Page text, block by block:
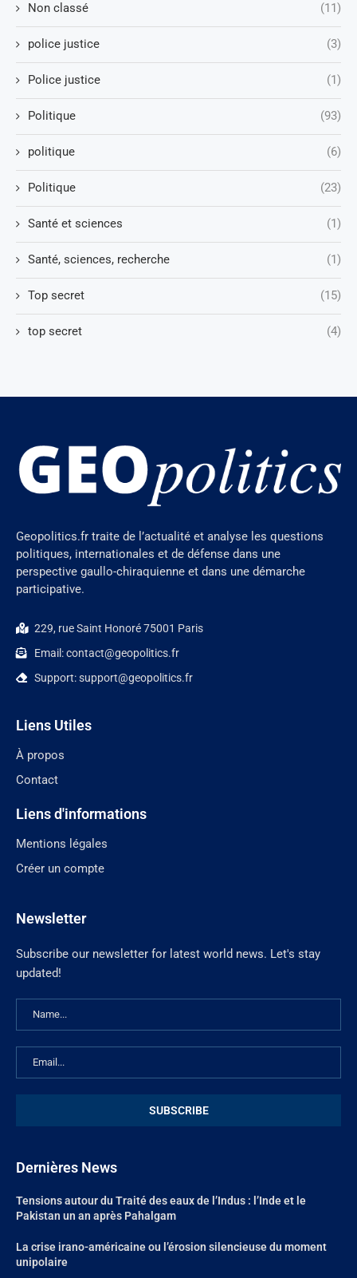
Non classé (11)
police justice (3)
Police justice (1)
Politique (93)
politique (6)
Politique (23)
Santé et sciences (1)
Santé, sciences, recherche (1)
Top secret (15)
top secret (4)
Geopolitics.fr traite de l’actualité et analyse les questions
politiques, internationales et de défense dans une
perspective gaullo-chiraquienne et dans une démarche
participative.
229, rue Saint Honoré 75001 Paris
Email: contact@geopolitics.fr
Support: support@geopolitics.fr
Liens Utiles
À propos
Contact
Liens d'informations
Mentions légales
Créer un compte
Newsletter
Subscribe our newsletter for latest world news. Let's stay
updated!
Dernières News
Tensions autour du Traité des eaux de l’Indus : l’Inde et le
Pakistan un an après Pahalgam
La crise irano-américaine ou l’érosion silencieuse du moment
unipolaire